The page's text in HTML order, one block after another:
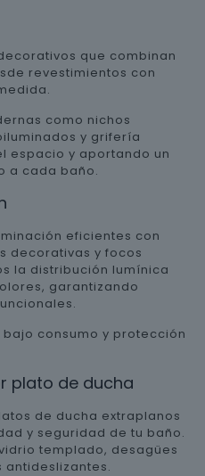
que combinan
revestimientos con
como nichos
y grifería
espacio y aportando un
a cada baño.
eficientes con
decorativas y focos
la distribución lumínica
garantizando
consumo y protección
plato de ducha
de ducha extraplanos
y seguridad de tu baño.
templado, desagües
antideslizantes.